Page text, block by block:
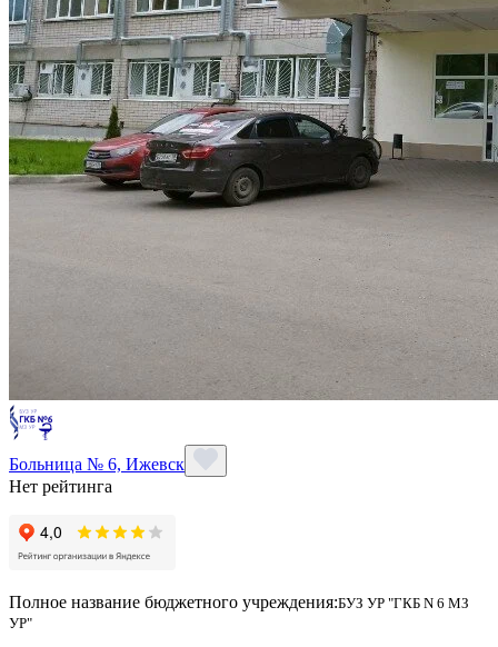
Больница № 6, Ижевск
Нет рейтинга
Полное название бюджетного учреждения:БУЗ УР "ГКБ N 6 МЗ
УР"